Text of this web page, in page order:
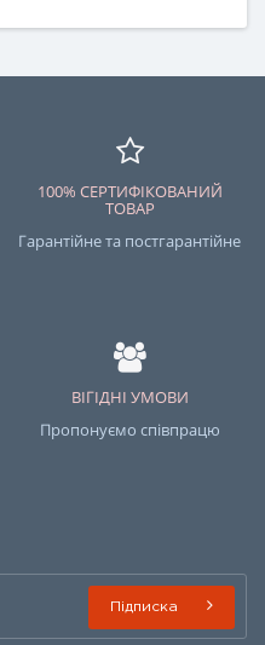
100% СЕРТИФІКОВАНИЙ
ТОВАР
Гарантійне та постгарантійне
ВІГІДНІ УМОВИ
Пропонуємо співпрацю
Підписка